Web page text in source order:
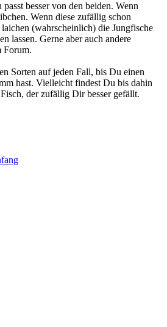
besser von den beiden. Wenn
Wenn diese zufällig schon
(wahrscheinlich) die Jungfische
lassen. Gerne aber auch andere
Forum.
Sorten auf jeden Fall, bis Du einen
hast. Vielleicht findest Du bis dahin
der zufällig Dir besser gefällt.